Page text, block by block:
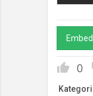
Embed
0
Kategori